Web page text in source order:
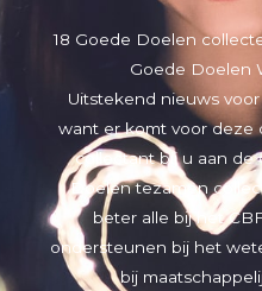
18 Goede Doelen
Goede Doelen
Uitstekend nieuws
want er komt voor deze
collectant bij u aan de
Doelen tezamen
beter alle bij het
ondersteunen bij het
bij